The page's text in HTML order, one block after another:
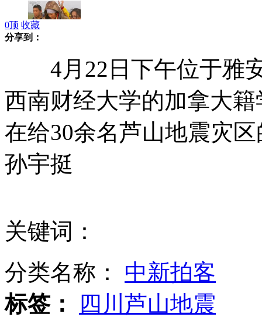
实拍：直升机灾区紧急转移出血产妇
林志玲秀美腿现场分享逃生知识
中国海监成功驱离在钓鱼岛侵权日本船只
潘基文对地震伤亡和破坏表示深切悲痛
四川芦山地震灾区主县城主要街道全面通电
0顶 收藏
分享到：
4月22日下午位于雅安
西南财经大学的加拿大
在给30余名芦山地震灾
孙宇挺
关键词：
分类名称： 中新拍客
标签：
四川芦山地震